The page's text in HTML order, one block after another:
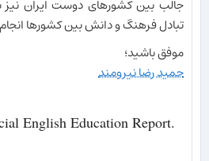
جالب بین کشورهای دوست ایران نیز
تبادل فرهنگ و دانش بین کشورها
موفق باشید؛
حمید رضا نیرومند
English Education Report.